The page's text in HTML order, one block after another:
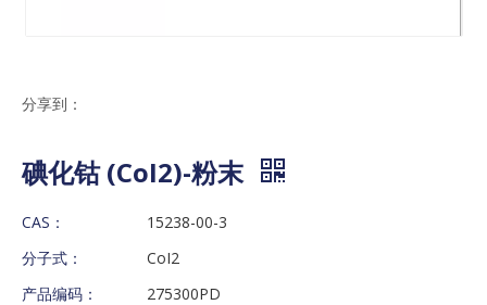
分享到：
碘化钴 (CoI2)-粉末
CAS：
15238-00-3
分子式：
CoI2
产品编码：
275300PD